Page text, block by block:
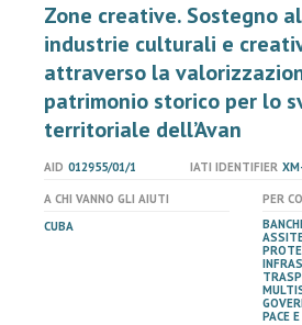
Zone creative. Sostegno
industrie culturali e
attraverso la
patrimonio storico per lo
territoriale dell’Avan
AID 012955/01/1 IATI IDENTIFIER
A CHI VANNO GLI AIUTI
CUBA
PER
PACE